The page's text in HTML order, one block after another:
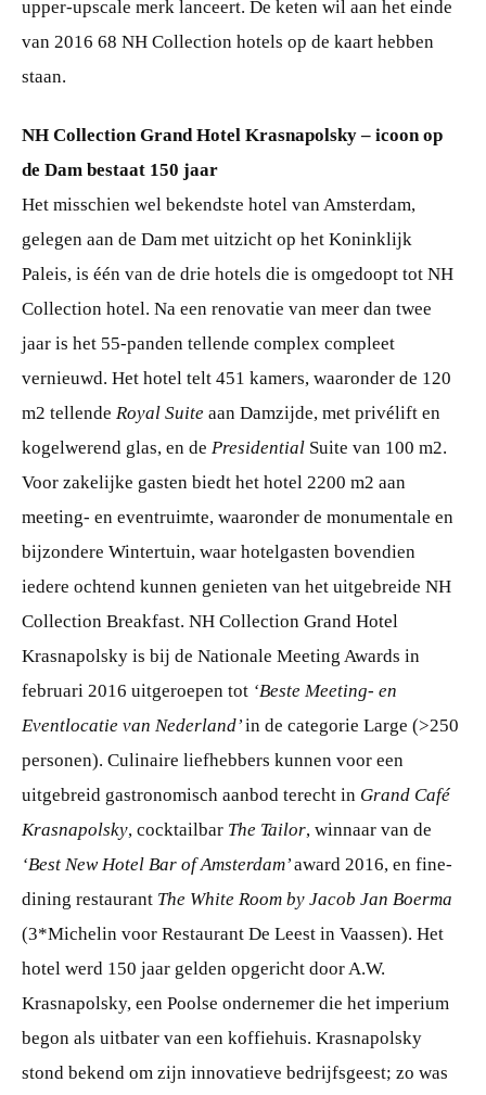
upper-upscale merk lanceert. De keten wil aan het einde
van 2016 68 NH Collection hotels op de kaart hebben
staan.
NH Collection Grand Hotel Krasnapolsky – icoon op
de Dam bestaat 150 jaar
Het misschien wel bekendste hotel van Amsterdam,
gelegen aan de Dam met uitzicht op het Koninklijk
Paleis, is één van de drie hotels die is omgedoopt tot NH
Collection hotel. Na een renovatie van meer dan twee
jaar is het 55-panden tellende complex compleet
vernieuwd. Het hotel telt 451 kamers, waaronder de 120
m2 tellende Royal Suite aan Damzijde, met privélift en
kogelwerend glas, en de Presidential Suite van 100 m2.
Voor zakelijke gasten biedt het hotel 2200 m2 aan
meeting- en eventruimte, waaronder de monumentale en
bijzondere Wintertuin, waar hotelgasten bovendien
iedere ochtend kunnen genieten van het uitgebreide NH
Collection Breakfast. NH Collection Grand Hotel
Krasnapolsky is bij de Nationale Meeting Awards in
februari 2016 uitgeroepen tot ‘Beste Meeting- en
Eventlocatie van Nederland’in de categorie Large (>250
personen). Culinaire liefhebbers kunnen voor een
uitgebreid gastronomisch aanbod terecht in Grand Café
Krasnapolsky, cocktailbar The Tailor, winnaar van de
‘Best New Hotel Bar of Amsterdam’award 2016, en fine-
dining restaurant The White Room by Jacob Jan Boerma
(3*Michelin voor Restaurant De Leest in Vaassen). Het
hotel werd 150 jaar gelden opgericht door A.W.
Krasnapolsky, een Poolse ondernemer die het imperium
begon als uitbater van een koffiehuis. Krasnapolsky
stond bekend om zijn innovatieve bedrijfsgeest; zo was